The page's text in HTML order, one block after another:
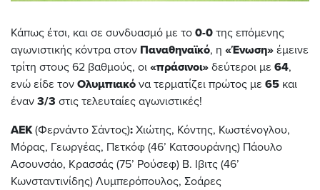
Κάπως έτσι, και σε συνδυασμό με το 0-0 της επόμενης
αγωνιστικής κόντρα στον Παναθηναϊκό, η «Ένωση» έμεινε
τρίτη στους 62 βαθμούς, οι «πράσινοι» δεύτεροι με 64,
ενώ είδε τον Ολυμπιακό να τερματίζει πρώτος με 65 και
έναν 3/3 στις τελευταίες αγωνιστικές!
ΑΕΚ(Φερνάντο Σάντος): Χιώτης, Κόντης, Κωστένογλου,
Μόρας, Γεωργέας, Πετκόφ (46’ Κατσουράνης) Πάουλο
Ασουνσάο, Κρασσάς (75’ Ρούσεφ) Β. Ιβιτς (46’
Κωνσταντινίδης) Λυμπερόπουλος, Σοάρες